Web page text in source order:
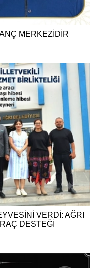
MERKEZİDİR
VERDİ: AĞRI
DESTEĞİ